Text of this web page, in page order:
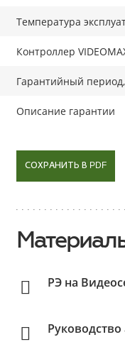
Температура
Контроллер
Гарантийный
Описание гарантии
СОХРАНИТЬ В PDF
РЭ на